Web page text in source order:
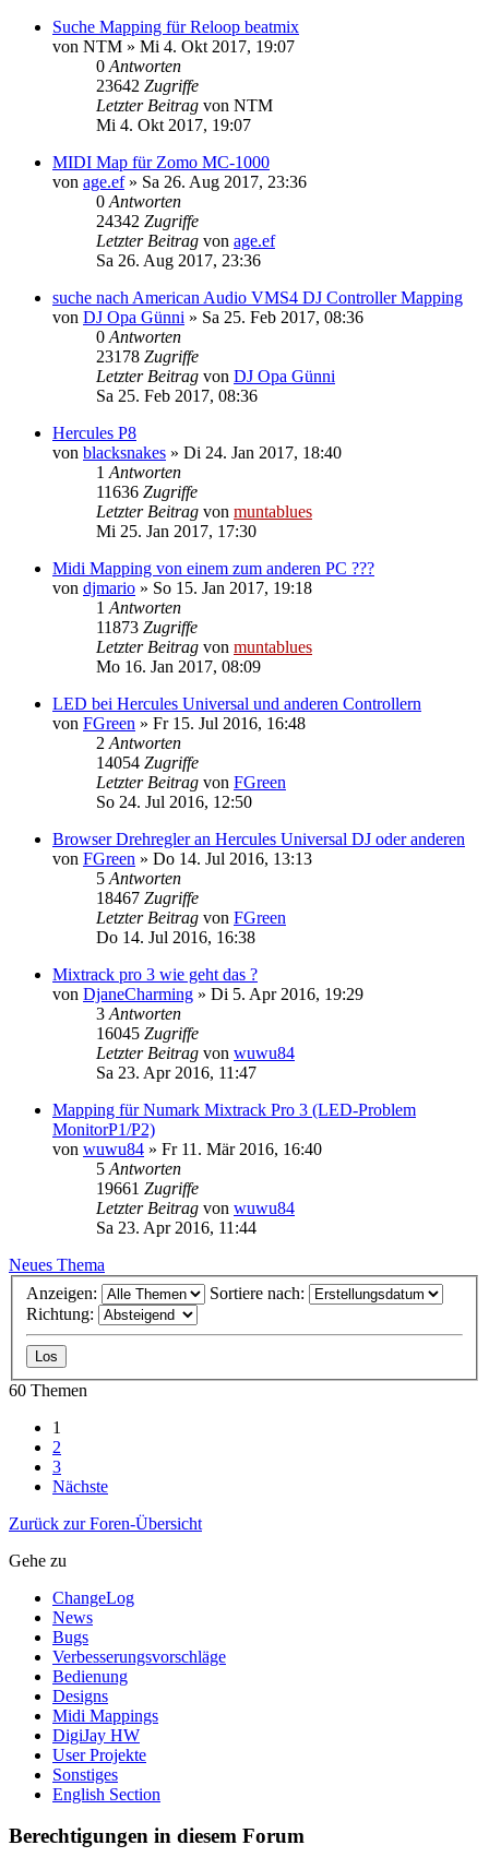
Suche Mapping für Reloop beatmix
von NTM » Mi 4. Okt 2017, 19:07
0 Antworten
23642 Zugriffe
Letzter Beitrag von NTM
Mi 4. Okt 2017, 19:07
MIDI Map für Zomo MC-1000
von age.ef» Sa 26. Aug 2017, 23:36
0 Antworten
24342 Zugriffe
Letzter Beitrag von age.ef
Sa 26. Aug 2017, 23:36
suche nach American Audio VMS4 DJ Controller Mapping
von DJ Opa Günni » Sa 25. Feb 2017, 08:36
0 Antworten
23178 Zugriffe
Letzter Beitrag von DJ Opa Günni
Sa 25. Feb 2017, 08:36
Hercules P8
von blacksnakes » Di 24. Jan 2017, 18:40
1 Antworten
11636 Zugriffe
Letzter Beitrag von muntablues
Mi 25. Jan 2017, 17:30
Midi Mapping von einem zum anderen PC ???
von djmario » So 15. Jan 2017, 19:18
1 Antworten
11873 Zugriffe
Letzter Beitrag von muntablues
Mo 16. Jan 2017, 08:09
LED bei Hercules Universal und anderen Controllern
von FGreen » Fr 15. Jul 2016, 16:48
2 Antworten
14054 Zugriffe
Letzter Beitrag von FGreen
So 24. Jul 2016, 12:50
Browser Drehregler an Hercules Universal DJ oder anderen
von FGreen » Do 14. Jul 2016, 13:13
5 Antworten
18467 Zugriffe
Letzter Beitrag von FGreen
Do 14. Jul 2016, 16:38
Mixtrack pro 3 wie geht das ?
von DjaneCharming » Di 5. Apr 2016, 19:29
3 Antworten
16045 Zugriffe
Letzter Beitrag von wuwu84
Sa 23. Apr 2016, 11:47
Mapping für Numark Mixtrack Pro 3 (LED-Problem
MonitorP1/P2)
von wuwu84 » Fr 11. Mär 2016, 16:40
5 Antworten
19661 Zugriffe
Letzter Beitrag von wuwu84
Sa 23. Apr 2016, 11:44
Neues Thema
Anzeigen:
Sortiere nach:
Richtung:
60 Themen
1
2
3
Nächste
Zurück zur Foren-Übersicht
Gehe zu
ChangeLog
News
Bugs
Verbesserungsvorschläge
Bedienung
Designs
Midi Mappings
DigiJay HW
User Projekte
Sonstiges
English Section
Berechtigungen in diesem Forum